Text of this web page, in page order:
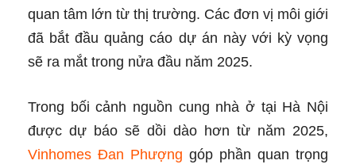
quan tâm lớn từ thị trường. Các đơn vị môi giới
đã bắt đầu quảng cáo dự án này với kỳ vọng
sẽ ra mắt trong nửa đầu năm 2025.
Trong bối cảnh nguồn cung nhà ở tại Hà Nội
được dự báo sẽ dồi dào hơn từ năm 2025,
Vinhomes Đan Phượng góp phần quan trọng